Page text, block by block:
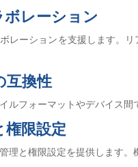
レーション
レーションを支援します。
互換性
ルフォーマットやデバイス
権限設定
理と権限設定を提供します